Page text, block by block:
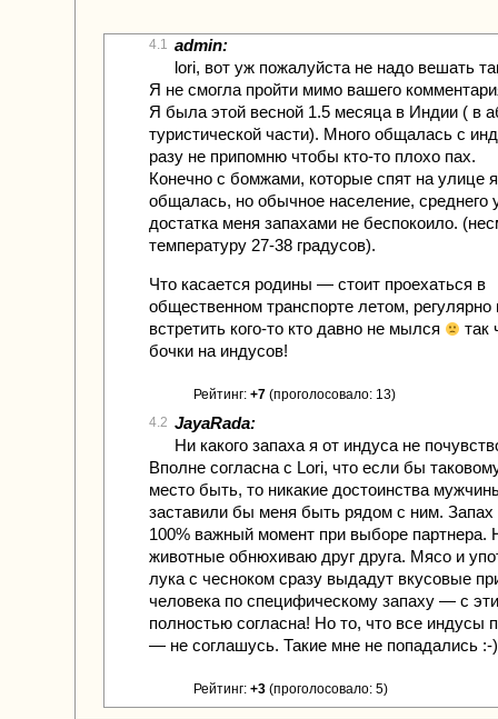
4.1 admin:
lori, вот уж пожалуйста не надо вешать
Я не смогла пройти мимо вашего
Я была этой весной 1.5 месяца в Индии ( в
туристической части). Много общалась с
разу не припомню чтобы кто-то плохо пах.
Конечно с бомжами, которые спят на улице
общалась, но обычное население, среднего
достатка меня запахами не беспокоило.
температуру 27-38 градусов).
Что касается родины — стоит проехаться в
общественном транспорте летом,
встретить кого-то кто давно не мылся
так
бочки на индусов!
Рейтинг: +7 (проголосовало: 13)
4.2 JayaRada:
Ни какого запаха я от индуса не
Вполне согласна с Lori, что если бы
место быть, то никакие достоинства
заставили бы меня быть рядом с ним.
100% важный момент при выборе партнера.
животные обнюхиваю друг друга. Мясо и
лука с чесноком сразу выдадут вкусовые
человека по специфическому запаху — с
полностью согласна! Но то, что все индусы
— не соглашусь. Такие мне не попадались :-
Рейтинг: +3 (проголосовало: 5)